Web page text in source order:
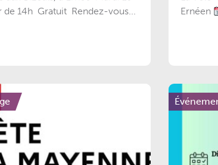
de 14h Gratuit Rendez-vous...
Ernéen